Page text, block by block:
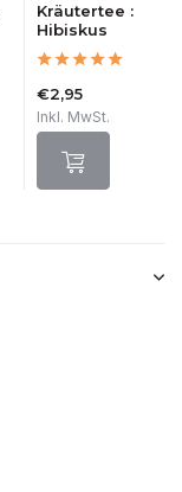
Kräutertee :
Hibiskus
€2,95
Inkl. MwSt.